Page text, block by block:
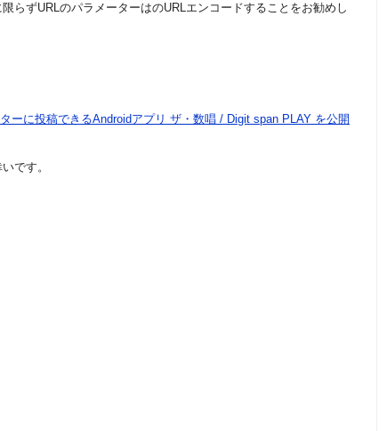
らずURLのパラメーターはのURLエンコードすることをお勧めし
ーに投稿できるAndroidアプリ ザ・数唱 / Digit span PLAY を公開
です。